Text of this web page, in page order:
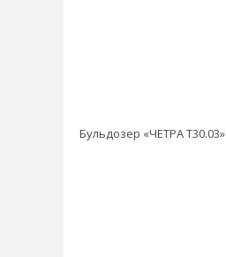
Бульдозер «ЧЕТРА Т30.03»